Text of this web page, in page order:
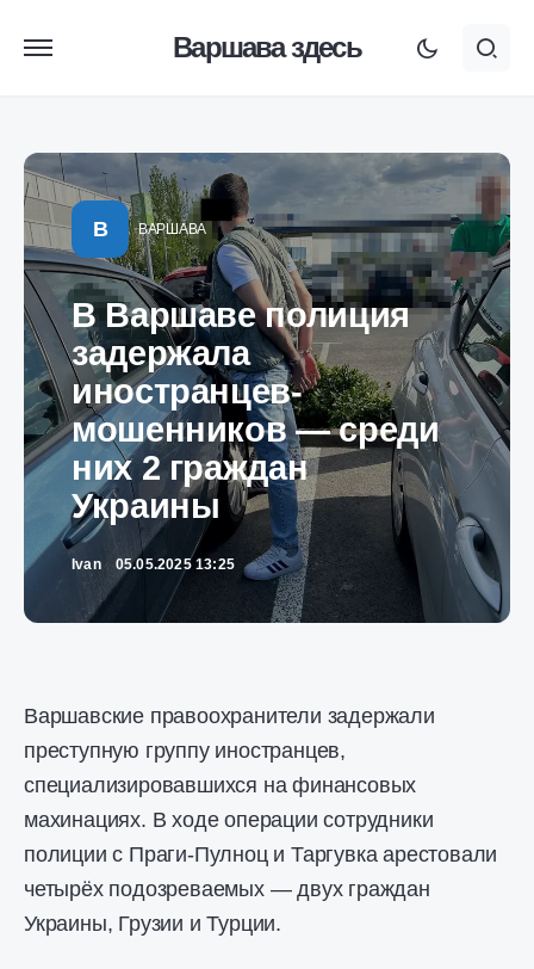
Варшава здесь
В ВАРШАВА
В Варшаве полиция
задержала
иностранцев-
мошенников — среди
них 2 граждан
Украины
Ivan 05.05.2025 13:25
Варшавские правоохранители задержали
преступную группу иностранцев,
специализировавшихся на финансовых
махинациях. В ходе операции сотрудники
полиции с Праги-Пулноц и Таргувка арестовали
четырёх подозреваемых — двух граждан
Украины, Грузии и Турции.